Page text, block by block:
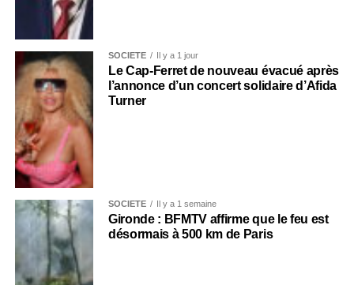
SOCIÉTÉ Il y a 1 jour
Le Cap-Ferret de nouveau évacué après
l’annonce d’un concert solidaire d’Afida
Turner
SOCIÉTÉ Il y a 1 semaine
Gironde : BFMTV affirme que le feu est
désormais à 500 km de Paris